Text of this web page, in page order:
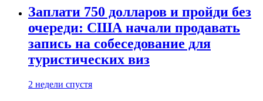
Заплати 750 долларов и пройди без
очереди: США начали продавать
запись на собеседование для
туристических виз
2 недели спустя